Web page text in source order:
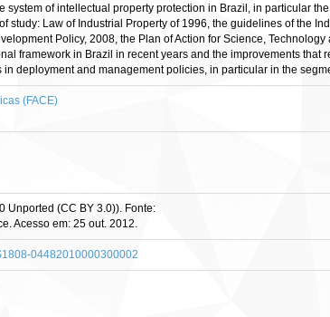
of intellectual property protection in Brazil, in particular
Law of Industrial Property of 1996, the guidelines of the
Policy, 2008, the Plan of Action for Science,
framework in Brazil in recent years and the improvements that
deployment and management policies, in particular in the
(FACE)
Unported (CC BY 3.0)). Fonte:
Acesso em: 25 out. 2012.
04482010000300002